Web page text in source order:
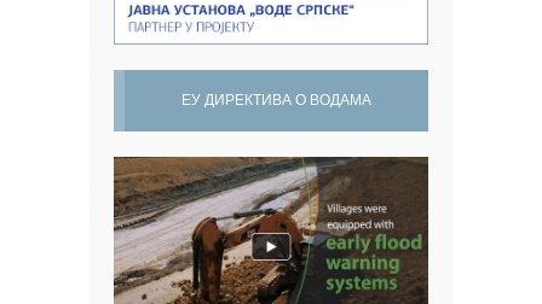
ЕУ ДИРЕКТИВА О ВОДАМА